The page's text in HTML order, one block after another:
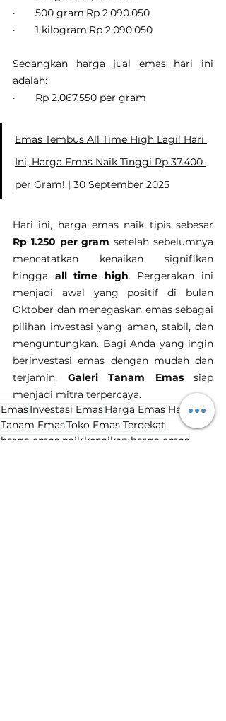
·       500 gram:Rp 2.090.050
·       1 kilogram:Rp 2.090.050
Sedangkan harga jual emas hari ini
adalah:
·       Rp 2.067.550 per gram
Emas Tembus All Time High Lagi! Hari
Ini, Harga Emas Naik Tinggi Rp 37.400
per Gram! | 30 September 2025
Rp 1.250 per gram setelah sebelumnya
mencatatkan kenaikan signifikan
hingga all time high. Pergerakan ini
menjadi awal yang positif di bulan
Oktober dan menegaskan emas sebagai
pilihan investasi yang aman, stabil, dan
menguntungkan. Bagi Anda yang ingin
berinvestasi emas dengan mudah dan
terjamin, Galeri Tanam Emas siap
menjadi mitra terpercaya.
EmasInvestasi EmasHarga Emas Hari Ini
Tanam EmasToko Emas Terdekat
harga emas naikkenaikan harga emas